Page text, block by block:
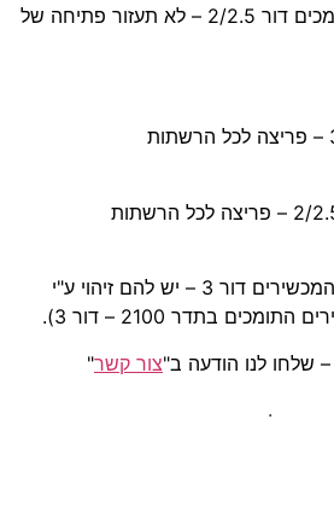
בלבד, לכן מכשירים התומכים דור 2/2.5 – לא תעזור פתיחה של
מכשירים התומכים דור 3 – פריצה לכל הרשתות
מכשירים התומכים דור 2/2.5 – פריצה לכל הרשתות
זיהוי מכשיר דור 3 : רוב המכשירים דור 3 – יש להם זיהוי ע"י
בתדר 2100 – דור 3).
שלחו לנו הודעה ב"צור קשר"
.